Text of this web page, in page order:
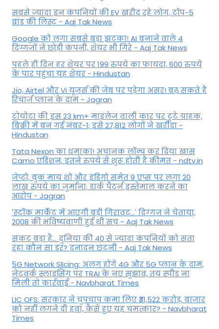
सबसे ज्यादा इन कंपनियों की EV खरीद रहे लोग, टॉप-5
ब्रांड की लिस्ट - Aaj Tak News
Google को लगा सबसे बड़ा झटका! AI बनाने वाले 4
दिग्गजों ने छोड़ी कंपनी, शेयर भी गिरे - Aaj Tak News
पहले ही दिन हर शेयर पर 199 रुपये का फायदा, 600 रुपये
के पार पहुंचा यह शेयर - Hindustan
Jio, Airtel और Vi यूजर्स की जेब पर पड़ेगा असर! बढ़ सकते हैं
रिचार्ज प्लान के दाम - Jagran
टोयोटा की इस 23 km+ माइलेज वाली कार पर टूटे ग्राहक,
बिक्री में बन गई नंबर-1; इसे 27,812 लोगों ने खरीदा -
Hindustan
Tata Nexon का धमाका! अचानक लॉन्च कर दिया खास
Camo एडिशन, इतने रुपये से शुरू होती है कीमत - ndtv.in
जेप्टो, बुक माय शो और इंडिगो समेत 9 एप्स पर लगा 20
लाख रुपये का जुर्माना; डार्क पैटर्न इस्तेमाल करने का
आरोप - Jagran
'स्‍टॉक मार्केट में आएगी बड़ी गिरावट...' दिग्‍गज ने चेताया,
2008 की भविष्यवाणी हुई थी सच - Aaj Tak News
संकट बड़ा है... दुनिया की 40 से ज्यादा कंपनियों को सता
रहा कौन सा डर? दनादन छंटनी - Aaj Tak News
5G Network Slicing: अलग होंगे 4G और 5G प्लान के दाम,
नेटवर्क स्लाइसिंग पर TRAI के नए सुझाव, तय स्पीड ना
मिली तो कार्रवाई - Navbharat Times
LIC OFS: सरकार ने चुपचाप कमा लिए ₹31,522 करोड़, बाजार
को नहीं लगने दी हवा, कैसे हुए यह चमत्कार? - Navbharat
Times